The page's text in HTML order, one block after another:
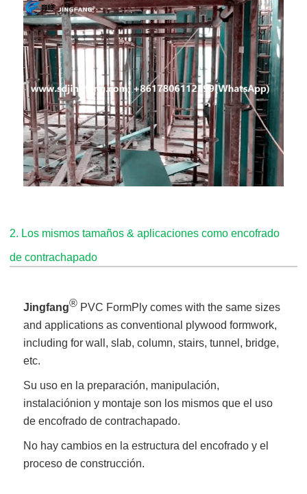
2. Los mismos tamaños & aplicaciones como encofrado
de contrachapado
Jingfang® PVC FormPly comes with the same sizes
and applications as conventional plywood formwork,
including for wall, slab, column, stairs, tunnel, bridge,
etc.
Su uso en la preparación, manipulación,
instalaciónion y montaje son los mismos que el uso
de encofrado de contrachapado.
No hay cambios en la estructura del encofrado y el
proceso de construcción.